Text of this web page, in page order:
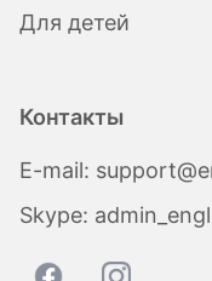
Для детей
Контакты
E-mail:
Skype: